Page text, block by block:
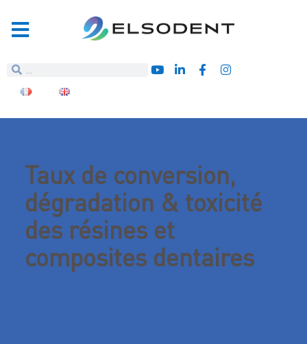
Taux de conversion,
dégradation & toxicité
des résines et
composites dentaires